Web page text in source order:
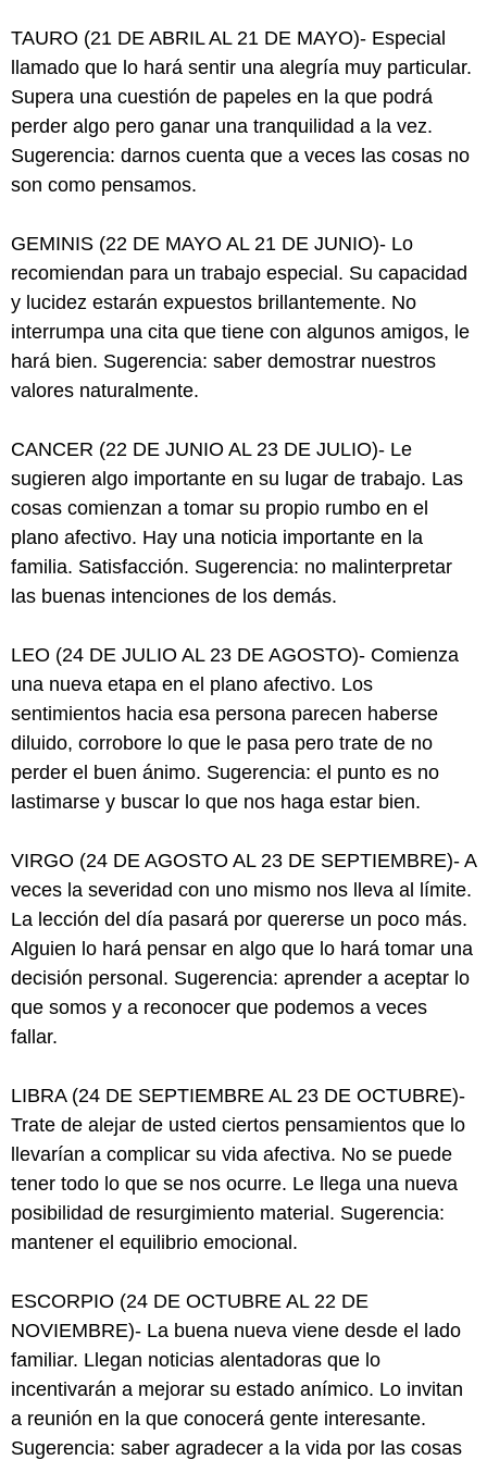
TAURO (21 DE ABRIL AL 21 DE MAYO)- Especial
llamado que lo hará sentir una alegría muy particular.
Supera una cuestión de papeles en la que podrá
perder algo pero ganar una tranquilidad a la vez.
Sugerencia: darnos cuenta que a veces las cosas no
son como pensamos.
GEMINIS (22 DE MAYO AL 21 DE JUNIO)- Lo
recomiendan para un trabajo especial. Su capacidad
y lucidez estarán expuestos brillantemente. No
interrumpa una cita que tiene con algunos amigos, le
hará bien. Sugerencia: saber demostrar nuestros
valores naturalmente.
CANCER (22 DE JUNIO AL 23 DE JULIO)- Le
sugieren algo importante en su lugar de trabajo. Las
cosas comienzan a tomar su propio rumbo en el
plano afectivo. Hay una noticia importante en la
familia. Satisfacción. Sugerencia: no malinterpretar
las buenas intenciones de los demás.
LEO (24 DE JULIO AL 23 DE AGOSTO)- Comienza
una nueva etapa en el plano afectivo. Los
sentimientos hacia esa persona parecen haberse
diluido, corrobore lo que le pasa pero trate de no
perder el buen ánimo. Sugerencia: el punto es no
lastimarse y buscar lo que nos haga estar bien.
VIRGO (24 DE AGOSTO AL 23 DE SEPTIEMBRE)- A
veces la severidad con uno mismo nos lleva al límite.
La lección del día pasará por quererse un poco más.
Alguien lo hará pensar en algo que lo hará tomar una
decisión personal. Sugerencia: aprender a aceptar lo
que somos y a reconocer que podemos a veces
fallar.
LIBRA (24 DE SEPTIEMBRE AL 23 DE OCTUBRE)-
Trate de alejar de usted ciertos pensamientos que lo
llevarían a complicar su vida afectiva. No se puede
tener todo lo que se nos ocurre. Le llega una nueva
posibilidad de resurgimiento material. Sugerencia:
mantener el equilibrio emocional.
ESCORPIO (24 DE OCTUBRE AL 22 DE
NOVIEMBRE)- La buena nueva viene desde el lado
familiar. Llegan noticias alentadoras que lo
incentivarán a mejorar su estado anímico. Lo invitan
a reunión en la que conocerá gente interesante.
Sugerencia: saber agradecer a la vida por las cosas